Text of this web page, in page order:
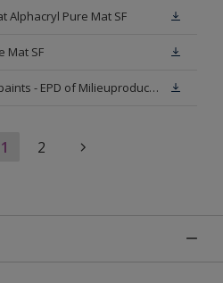
Alphacryl Pure Mat SF
Mat SF
Sikkens Interior Wallpaints - EPD of Milieuproductverklaring
1 2